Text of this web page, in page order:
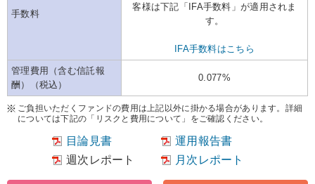
手数料
客様は下記「IFA手数料」が適用されま
す。
IFA手数料はこちら
管理費用（含む信託報
酬）（税込）
0.077%
ご負担いただくファンドの費用は上記以外に掛かる場合があります。詳細
については下記の「リスクと費用について」をご確認ください。
目論見書
運用報告書
週次レポート
月次レポート